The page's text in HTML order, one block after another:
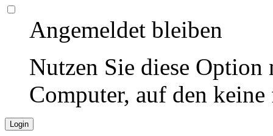
Angemeldet bleiben
Nutzen Sie diese
Computer, auf den